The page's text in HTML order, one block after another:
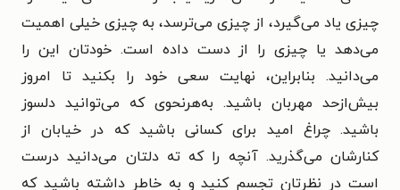
چیزی یاد می‌گیرد، از چیزی می‌ترسد، به چیزی خیلی اهمیت
می‌دهد یا چیزی را از دست داده است. خودتان این را
می‌دانید. بنابراین، نهایت سعی خود را بکنید تا امروز
بیش‌ازحد مهربان باشید. به‌هرنحوی که می‌توانید دلسوز
باشید. چراغ امید برای کسانی باشید که در خیابان از
کنارشان می‌گذرید. آنچه را که ته دلتان می‌دانید درست
است در نظرتان تجسم کنید و به خاطر داشته باشید که